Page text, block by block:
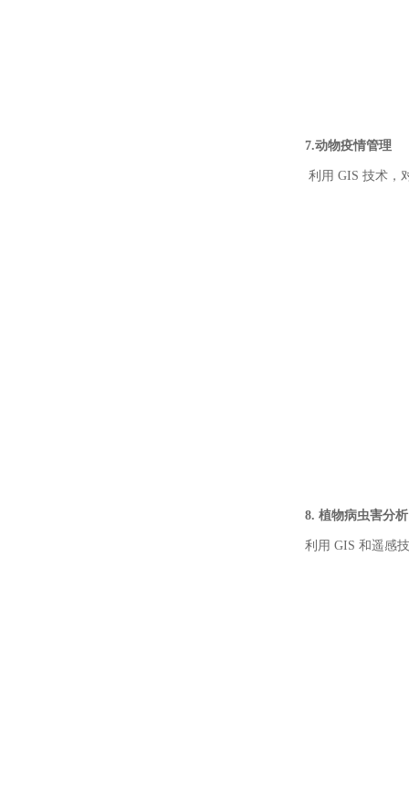
7.动物疫情管理
利用 GIS 技术，对
8. 植物病虫害分析
利用 GIS 和遥感技